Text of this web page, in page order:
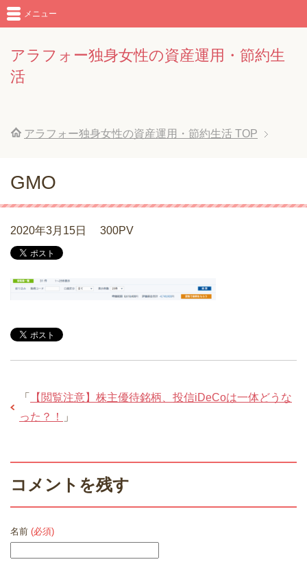
アラフォー独身女性の資産運用・節約生
活
メニュー
アラフォー独身女性の資産運用・節約生活 TOP
GMO
2020年3月15日 300PV
「
【閲覧注意】株主優待銘柄、投信iDeCoは一体どうな
った？！
」
コメントを残す
名前 (必須)